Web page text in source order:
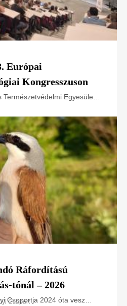
Európai
Kongresszuson
Egyesület
az European Congress of
Ráfordítású
tónál – 2026
Csoportja 2024 óta vesz
Csoport